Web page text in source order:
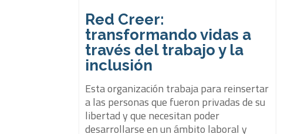
Red Creer:
transformando vidas a
través del trabajo y la
inclusión
Esta organización trabaja para reinsertar
a las personas que fueron privadas de su
libertad y que necesitan poder
desarrollarse en un ámbito laboral y